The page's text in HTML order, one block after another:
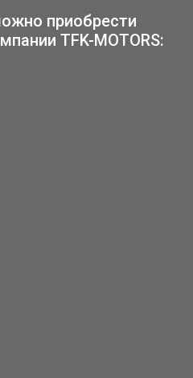
приобрести
TFK-MOTORS: